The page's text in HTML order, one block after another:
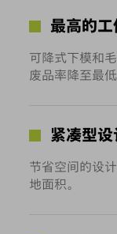
最高的
可降式下模和
废品率降至最低
紧凑型设
节省空间的设
地面积。